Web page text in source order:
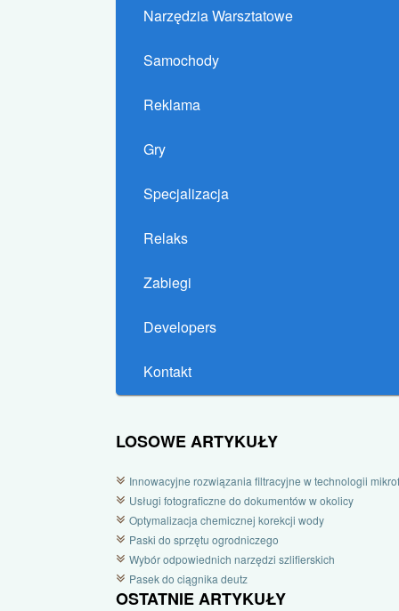
Narzędzia Warsztatowe
Samochody
Reklama
Gry
Specjalizacja
Relaks
Zabiegi
Developers
Kontakt
LOSOWE ARTYKUŁY
Innowacyjne rozwiązania filtracyjne w technologii
Usługi fotograficzne do dokumentów w okolicy
Optymalizacja chemicznej korekcji wody
Paski do sprzętu ogrodniczego
Wybór odpowiednich narzędzi szlifierskich
Pasek do ciągnika deutz
OSTATNIE ARTYKUŁY